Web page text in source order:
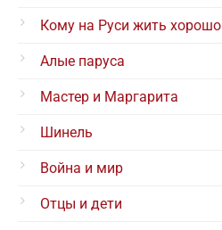
Кому на Руси жить хорошо
Алые паруса
Мастер и Маргарита
Шинель
Война и мир
Отцы и дети